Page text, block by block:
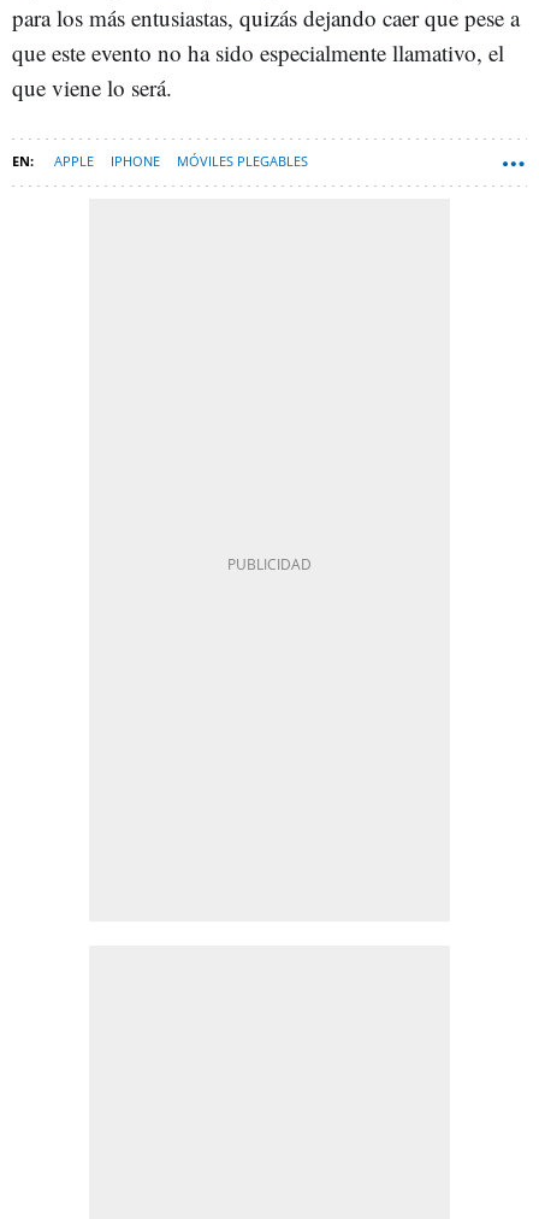
para los más entusiastas, quizás dejando caer que pese a
que este evento no ha sido especialmente llamativo, el
que viene lo será.
APPLE IPHONE MÓVILES PLEGABLES